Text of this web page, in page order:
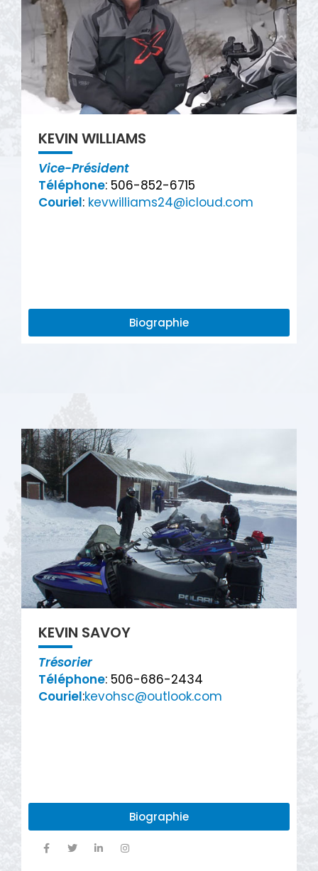
KEVIN WILLIAMS
Vice-Président
Téléphone: 506-852-6715
Couriel: kevwilliams24@icloud.com
Biographie
KEVIN SAVOY
Trésorier
Téléphone: 506-686-2434
Couriel:kevohsc@outlook.com
Biographie